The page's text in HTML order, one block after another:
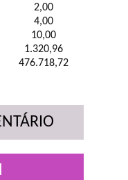
2,00
4,00
10,00
1.320,96
476.718,72